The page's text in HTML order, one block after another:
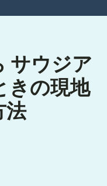
サウジア
きの現地
法